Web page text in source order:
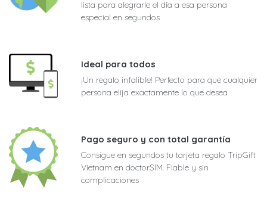
lista para alegrarle el día a esa persona
especial en segundos
Ideal para todos
¡Un regalo infalible! Perfecto para que cualquier
persona elija exactamente lo que desea
Pago seguro y con total garantía
Consigue en segundos tu tarjeta regalo TripGift
Vietnam en doctorSIM. Fiable y sin
complicaciones